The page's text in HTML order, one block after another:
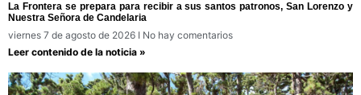
La Frontera se prepara para recibir a sus santos patronos, San Lorenzo y
Nuestra Señora de Candelaria
viernes 7 de agosto de 2026
No hay comentarios
Leer contenido de la noticia »